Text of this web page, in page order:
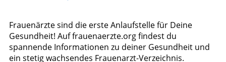
Frauenärzte sind die erste Anlaufstelle für Deine
Gesundheit! Auf frauenaerzte.org findest du
spannende Informationen zu deiner Gesundheit und
ein stetig wachsendes Frauenarzt-Verzeichnis.